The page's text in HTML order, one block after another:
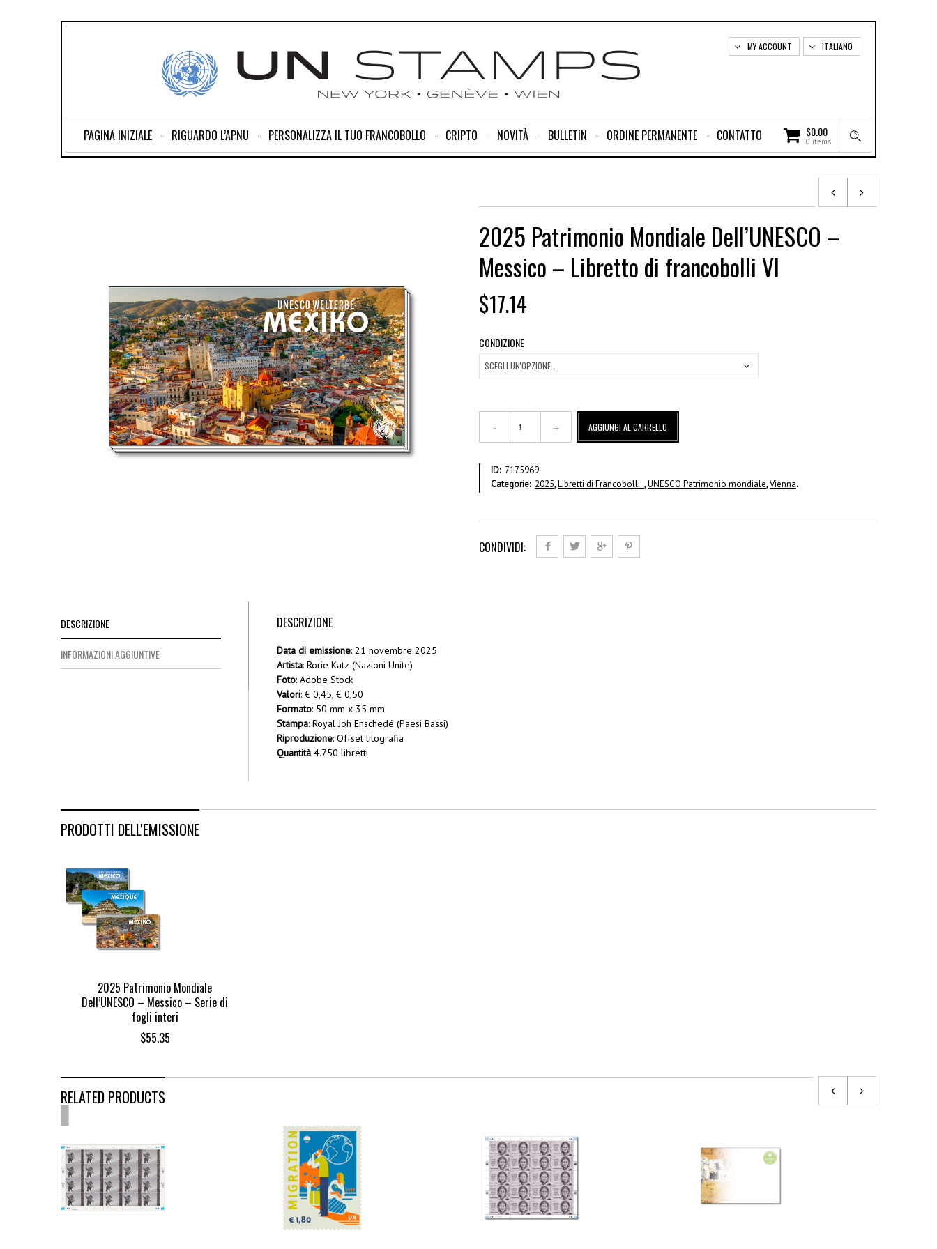
ITALIANO
MY ACCOUNT
$0.00
0 items
PAGINA INIZIALE RIGUARDO L’APNU PERSONALIZZA IL TUO FRANCOBOLLO CRIPTO NOVITÀ BULLETIN ORDINE PERMANENTE CONTATTO
2025 Patrimonio Mondiale Dell’UNESCO –
Messico – Libretto di francobolli VI
$17.14
CONDIZIONE
Patrimonio
Mondiale
Messico
francobolli
AGGIUNGI AL CARRELLO
ID: 7175969
Categorie: 2025,Libretti di Francobolli ,UNESCO Patrimonio mondiale,Vienna.
CONDIVIDI:
DESCRIZIONE
INFORMAZIONI AGGIUNTIVE
DESCRIZIONE
Data di emissione: 21 novembre 2025
Artista: Rorie Katz (Nazioni Unite)
Foto: Adobe Stock
Valori: € 0,45, € 0,50
Formato: 50 mm x 35 mm
Stampa: Royal Joh Enschedé (Paesi Bassi)
Riproduzione: Offset litografia
Quantità 4.750 libretti
PRODOTTI DELL'EMISSIONE
2025 Patrimonio Mondiale
Dell’UNESCO – Messico – Serie di
fogli interi
$55.35
RELATED PRODUCTS